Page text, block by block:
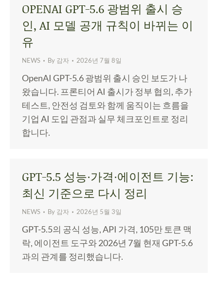
OPENAI GPT-5.6 광범위 출시 승
인, AI 모델 공개 규칙이 바뀌는 이
유
NEWS By 감자 2026년 7월 8일
OpenAI GPT-5.6 광범위 출시 승인 보도가 나
왔습니다. 프론티어 AI 출시가 정부 협의, 추가
테스트, 안전성 검토와 함께 움직이는 흐름을
기업 AI 도입 관점과 실무 체크포인트로 정리
합니다.
GPT-5.5 성능·가격·에이전트 기능:
최신 기준으로 다시 정리
NEWS By 감자 2026년 5월 3일
GPT-5.5의 공식 성능, API 가격, 105만 토큰 맥
락, 에이전트 도구와 2026년 7월 현재 GPT-5.6
과의 관계를 정리했습니다.